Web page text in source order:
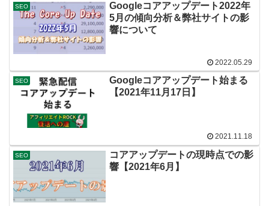
SEO
Googleコアアップデート2022年
5月の傾向分析＆弊社サイトの影
響について
2022.05.29
SEO
Googleコアアップデート始まる
【2021年11月17日】
2021.11.18
SEO
コアアップデートの現時点での影
響【2021年6月】